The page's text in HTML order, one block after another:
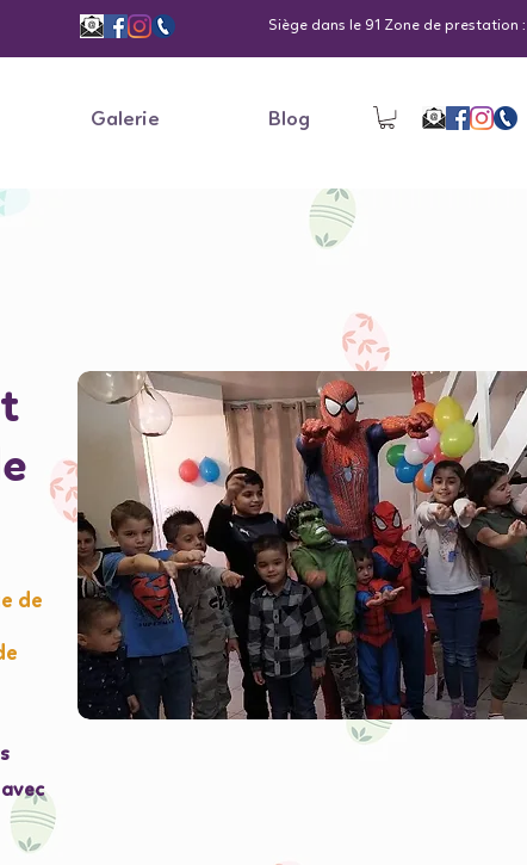
Siège dans le 91 Zone de prestation
Galerie Blog
de